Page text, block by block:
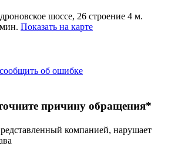
шоссе, 26 строение 4 м.
Показать на карте
об ошибке
причину обращения*
компанией, нарушает